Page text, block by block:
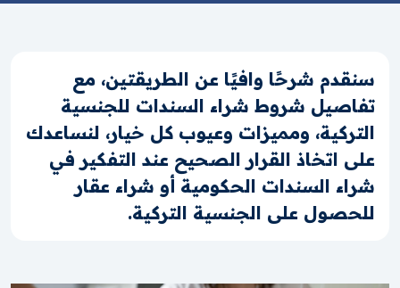
سنقدم شرحًا وافيًا عن الطريقتين، مع
تفاصيل شروط شراء السندات للجنسية
التركية، ومميزات وعيوب كل خيار، لنساعدك
على اتخاذ القرار الصحيح عند التفكير في
شراء السندات الحكومية أو شراء عقار
للحصول على الجنسية التركية.